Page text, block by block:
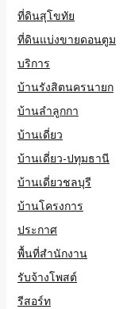
ที่ดินสุโขทัย
ที่ดินแบ่งขายดอนตูม
บริการ
บ้านรังสิตนครนายก
บ้านลำลูกกา
บ้านเดี่ยว
บ้านเดี่ยว-ปทุมธานี
บ้านเดี่ยวชลบุรี
บ้านโครงการ
ประกาศ
พื้นที่สำนักงาน
รับจ้างโพสต์
รีสอร์ท